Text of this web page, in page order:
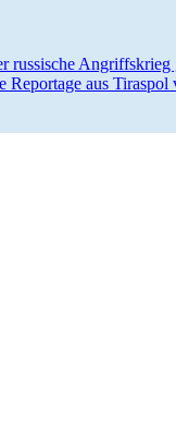
russische
aus Tiraspol